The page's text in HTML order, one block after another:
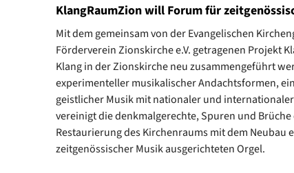
KlangRaumZion will Forum für
Mit dem gemeinsam von der Evangelischen
Förderverein Zionskirche e.V. getragenen Projekt
Klang in der Zionskirche neu zusammengeführt
experimenteller musikalischer Andachtsformen,
geistlicher Musik mit nationaler und
vereinigt die denkmalgerechte, Spuren und
Restaurierung des Kirchenraums mit dem Neubau
zeitgenössischer Musik ausgerichteten Orgel.